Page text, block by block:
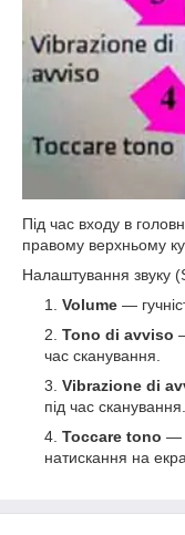
Під час входу в
правому верхньому
Налаштування звуку
Volume —
Tono di avviso
час сканування.
Vibrazione di
під час сканування.
Toccare tono —
натискання на